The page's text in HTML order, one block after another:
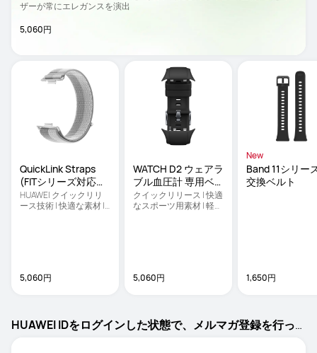
ザーが常にエレガンスを演出
5,060円
QuickLink Straps
(FITシリーズ対応交
換ベルト)
HUAWEI クイックリリ
ース技術 | 快適な素材 |
5,060円
WATCH D2 ウェアラ
ブル血圧計 専用ベ
ルト
クイックリリース | 快適
なスポーツ用素材 | 軽量
5,060円
New
Band 11シリー
交換ベルト
1,650円
HUAWEI IDをログインした状態で、メルマガ登録を行っ